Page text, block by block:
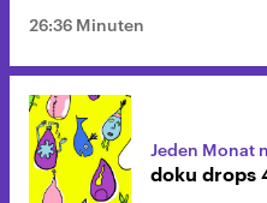
26:36 Minuten
Jeden Monat
doku drops